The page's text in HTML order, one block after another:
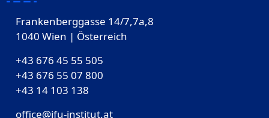
Frankenberggasse 14/7,7a,8
1040 Wien | Österreich
+43 676 45 55 505
+43 676 55 07 800
‎+43 14 103 138
office@ifu-institut.at